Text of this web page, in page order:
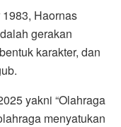
Haornas
gerakan
karakter, dan
yakni “Olahraga
menyatukan